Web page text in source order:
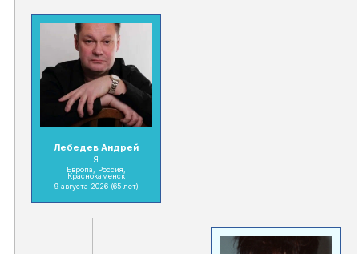
Лебедев Андрей
Я
Европа, Россия,
Краснокаменск
9 августа 2026 (65 лет)